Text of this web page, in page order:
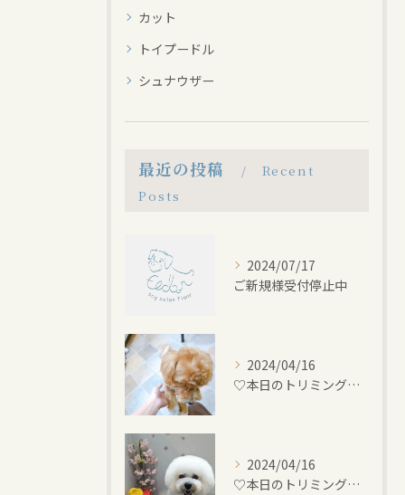
カット
トイプードル
シュナウザー
最近の投稿
Recent
Posts
2024/07/17
ご新規様受付停止中
2024/04/16
♡本日のトリミング♡⁠~岡崎トリミングサロン~
2024/04/16
♡本日のトリミング♡⁠~岡崎トリミングサロン~